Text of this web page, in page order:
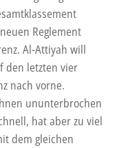
Reglement
Al-Attiyah will
den letzten vier
nach vorne.
ununterbrochen
hat aber zu viel
dem gleichen